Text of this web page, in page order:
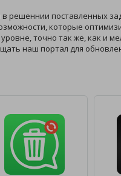
решеннии поставленных
которые
точно так же, как и
наш портал для